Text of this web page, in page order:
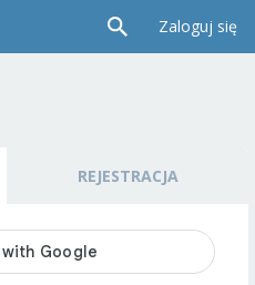
Zaloguj się
REJESTRACJA